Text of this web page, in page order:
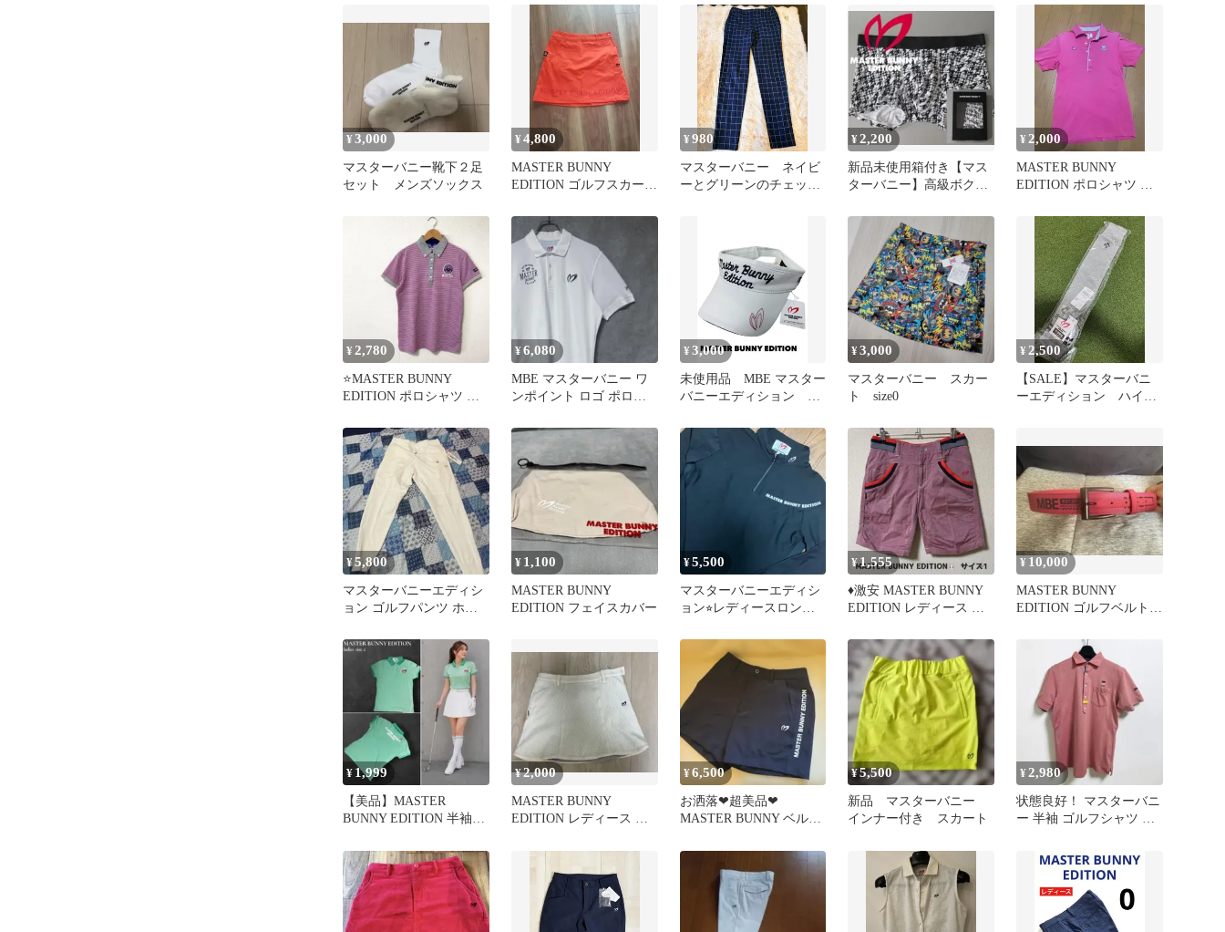
¥3,000
マスターバニー靴下２足
セット メンズソックス
¥4,800
MASTER BUNNY
EDITION ゴルフスカート
¥980
マスターバニー ネイビ
ーとグリーンのチェック
¥2,200
新品未使用箱付き【マス
ターバニー】高級ボクサ
¥ 2,000
MASTER BUNNY
EDITION ポロシャツ ピ
¥2,780
⭐️MASTER BUNNY
EDITION ポロシャツ ピ
¥6,080
MBE マスターバニー ワ
ンポイント ロゴ ポロシ
¥3,000
未使用品 MBE マスター
バニーエディション サ
ズ
¥3,000
マスターバニー スカー
ト size0
¥ 2,500
【SALE】マスターバニ
ーエディション ハイソ
¥5,800
マスターバニーエディシ
ョン ゴルフパンツ ホワ
¥ 1,100
MASTER BUNNY
EDITION フェイスカバー
¥5,500
マスターバニーエディシ
ョン⭐︎レディースロングT
¥1,555
♦︎激安 MASTER BUNNY
EDITION レディース ゴ
¥ 10,000
MASTER BUNNY
EDITION ゴルフベルト
¥ 1,999
【美品】MASTER
BUNNY EDITION 半袖ポ
¥2,000
MASTER BUNNY
EDITION レディース ゴ
¥6,500
お洒落❤超美品❤︎
MASTER BUNNY ベルト
ツ☆
¥5,500
新品 マスターバニー
インナー付き スカート
¥2,980
状態良好！ マスターバニ
ー 半袖 ゴルフシャツ ロ